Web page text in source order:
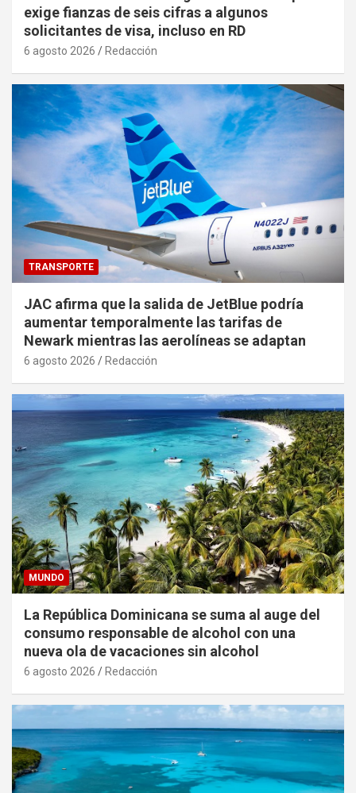
exige fianzas de seis cifras a algunos
solicitantes de visa, incluso en RD
6 agosto 2026 Redacción
TRANSPORTE
JAC afirma que la salida de JetBlue podría
aumentar temporalmente las tarifas de
Newark mientras las aerolíneas se adaptan
6 agosto 2026 Redacción
MUNDO
La República Dominicana se suma al auge del
consumo responsable de alcohol con una
nueva ola de vacaciones sin alcohol
6 agosto 2026 Redacción